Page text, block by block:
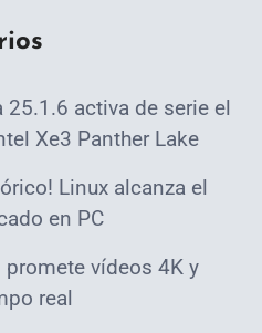
25.1.6 activa de serie el
Xe3 Panther Lake
Linux alcanza el
en PC
promete vídeos 4K y
real